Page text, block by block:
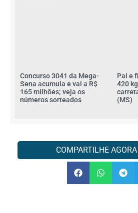
Concurso 3041 da Mega-
Sena acumula e vai a R$
165 milhões; veja os
números sorteados
Pai e
420
(MS)
COMPARTILHE